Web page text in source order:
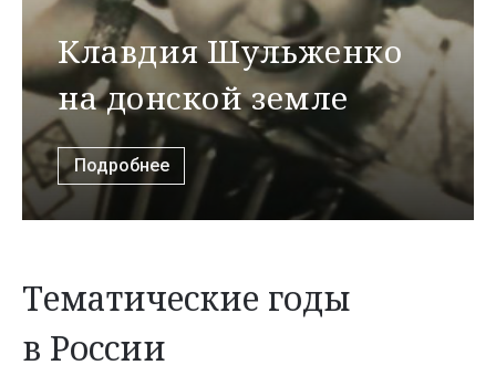
Клавдия Шульженко
на донской земле
Подробнее
Тематические годы
в России